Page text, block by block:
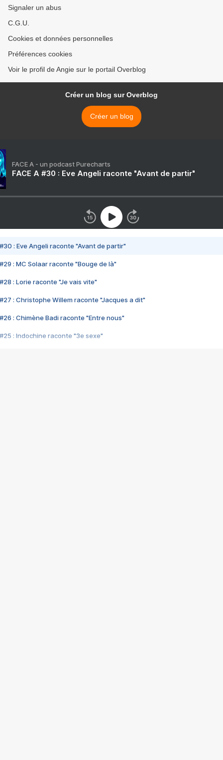
Signaler un abus
C.G.U.
Cookies et données personnelles
Préférences cookies
Voir le profil de Angie sur le portail Overblog
Créer un blog sur Overblog
Créer un blog
FACE A - un podcast Purecharts
FACE A #30 : Eve Angeli raconte "Avant de partir"
#30 : Eve Angeli raconte "Avant de partir"
#29 : MC Solaar raconte "Bouge de là"
#28 : Lorie raconte "Je vais vite"
#27 : Christophe Willem raconte "Jacques a dit"
#26 : Chimène Badi raconte "Entre nous"
#25 : Indochine raconte "3e sexe"